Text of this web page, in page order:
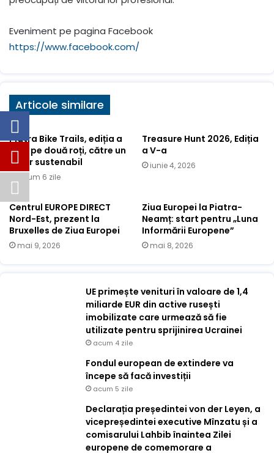
Eveniment pe pagina Facebook
https://www.facebook.com/
Articole similare
Piatra Bike Trails, ediția a
V-a: pe două roți, către un
viitor sustenabil
acum 6 zile
Treasure Hunt 2026, Ediția
a V-a
iunie 4, 2026
Centrul EUROPE DIRECT
Nord-Est, prezent la
Bruxelles de Ziua Europei
mai 9, 2026
Ziua Europei la Piatra-
Neamț: start pentru „Luna
Informării Europene”
mai 8, 2026
UE primește venituri în valoare de 1,4
miliarde EUR din active rusești
imobilizate care urmează să fie
utilizate pentru sprijinirea Ucrainei
acum 4 zile
Fondul european de extindere va
începe să facă investiții
acum 5 zile
Declarația președintei von der Leyen, a
vicepreședintei executive Mînzatu și a
comisarului Lahbib înaintea Zilei
europene de comemorare a